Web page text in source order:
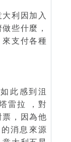
利因加入
些什麼，
支付各種
此感到沮
雷拉 ，對
，因為他
消息來源